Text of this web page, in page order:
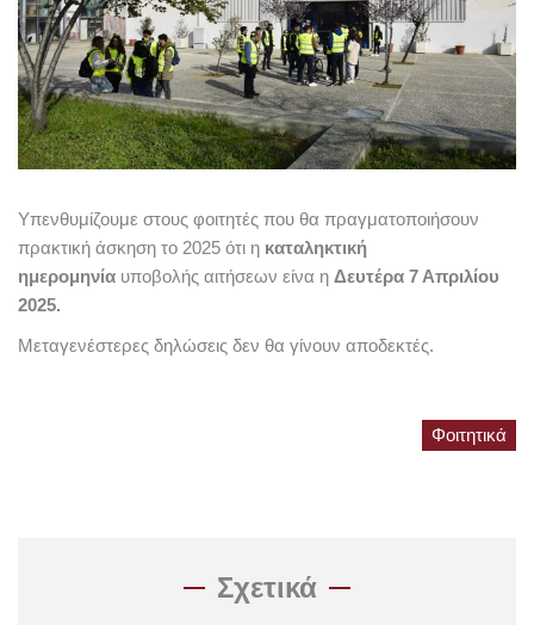
Υπενθυμίζουμε στους φοιτητές που θα πραγματοποιήσουν
πρακτική άσκηση το 2025 ότι η καταληκτική
ημερομηνία υποβολής αιτήσεων είνα η Δευτέρα 7 Απριλίου
2025.
Μεταγενέστερες δηλώσεις δεν θα γίνουν αποδεκτές.
Φοιτητικά
Σχετικά